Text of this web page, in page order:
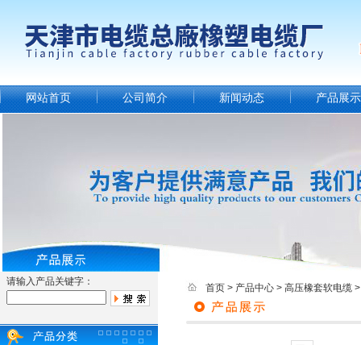
网站首页 公司简介 新闻动态 产品展示
请输入产品关键字：
首页 > 产品中心 > 高压橡套软电缆